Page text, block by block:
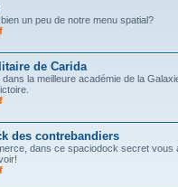
un peu de notre menu spatial?
de Carida
la meilleure académie de la
des contrebandiers
dans ce spaciodock secret vous